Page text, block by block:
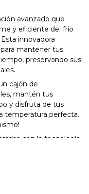
avanzado que
y eficiente del frío
innovadora
mantener tus
preservando sus
cajón de
mantén tus
y disfruta de tus
temperatura perfecta.
con la tecnología
temperatura
hielo.